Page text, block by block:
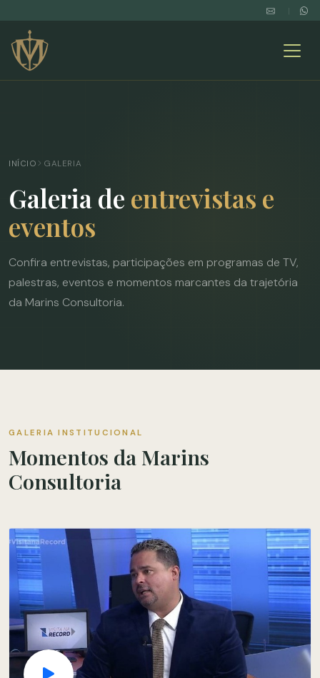
INÍCIO GALERIA
Galeria de entrevistas e
eventos
Confira entrevistas, participações em programas de TV,
palestras, eventos e momentos marcantes da trajetória
da Marins Consultoria.
GALERIA INSTITUCIONAL
Momentos da Marins
Consultoria